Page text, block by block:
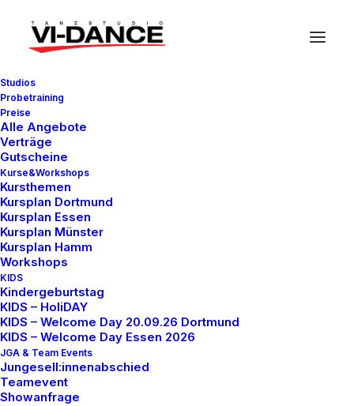
Studios
Probetraining
Preise
Alle Angebote
Verträge
Gutscheine
Kurse&Workshops
Kursthemen
Kursplan Dortmund
Kursplan Essen
Kursplan Münster
Kursplan Hamm
Workshops
KIDS
Kindergeburtstag
KIDS – HoliDAY
KIDS – Welcome Day 20.09.26 Dortmund
KIDS – Welcome Day Essen 2026
JGA & Team Events
Jungesell:innenabschied
Teamevent
Showanfrage
VI-Dance Netzwerk
In unserem Partner Netzwerk findet ihr Anbieter für
Kleidung und Material aus den Bereichen Poledance
und Luftakrobatik.